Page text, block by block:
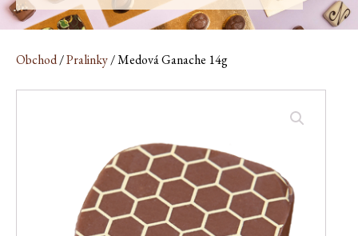
Obchod/Pralinky/ Medová Ganache 14g